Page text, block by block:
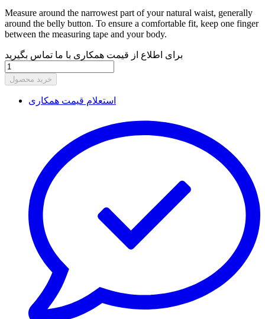
Measure around the narrowest part of your natural waist, generally
around the belly button. To ensure a comfortable fit, keep one finger
between the measuring tape and your body.
برای اطلاع از قیمت همکاری با ما تماس بگیرید
خرید محصول
استعلام قیمت همکاری